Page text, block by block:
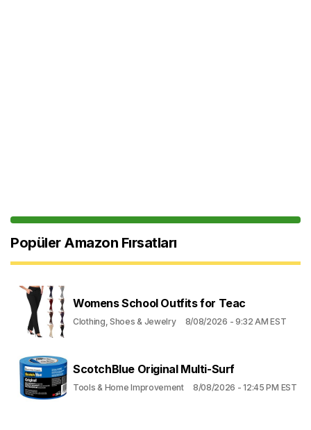
Popüler Amazon Fırsatları
Womens School Outfits for Teac
Clothing, Shoes & Jewelry 8/08/2026 - 9:32 AM EST
ScotchBlue Original Multi-Surf
Tools & Home Improvement 8/08/2026 - 12:45 PM EST